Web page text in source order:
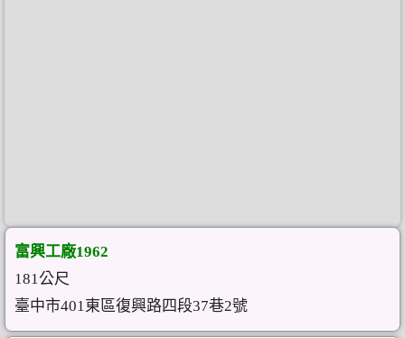
富興工廠1962
181公尺
臺中市401東區復興路四段37巷2號